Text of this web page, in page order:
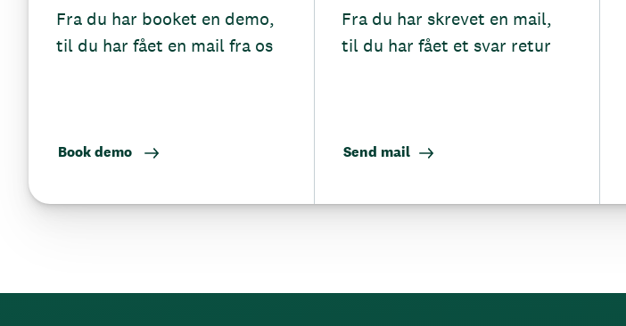
Fra du har booket en demo,
til du har fået en mail fra os
Book demo
Fra du har skrevet en mail,
til du har fået et svar retur
Send mail